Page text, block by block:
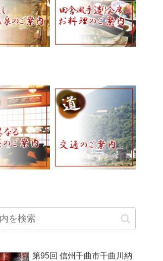
第95回 信州千曲市千曲川納